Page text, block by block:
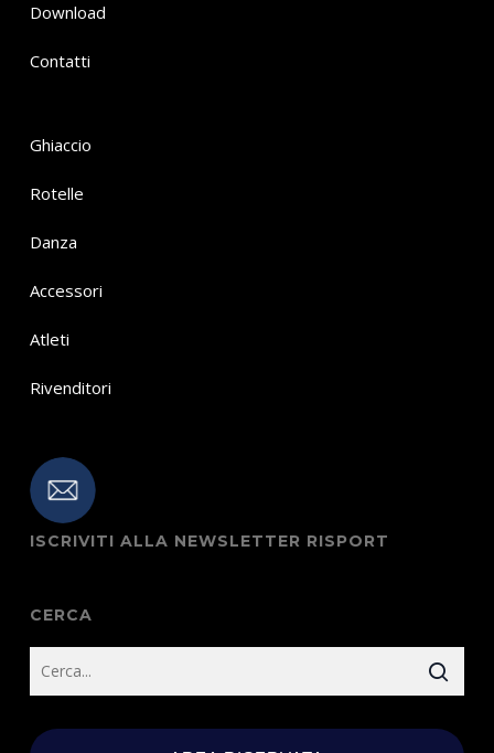
Download
Contatti
Ghiaccio
Rotelle
Danza
Accessori
Atleti
Rivenditori
ISCRIVITI ALLA NEWSLETTER RISPORT
CERCA